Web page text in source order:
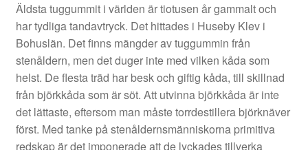
Äldsta tuggummit i världen är tiotusen år gammalt och
har tydliga tandavtryck. Det hittades i Huseby Klev i
Bohuslän. Det finns mängder av tuggummin från
stenåldern, men det duger inte med vilken kåda som
helst. De flesta träd har besk och giftig kåda, till skillnad
från björkkåda som är söt. Att utvinna björkkåda är inte
det lättaste, eftersom man måste torrdestillera björknäver
först. Med tanke på stenåldernsmänniskorna primitiva
redskap är det imponerade att de lyckades tillverka